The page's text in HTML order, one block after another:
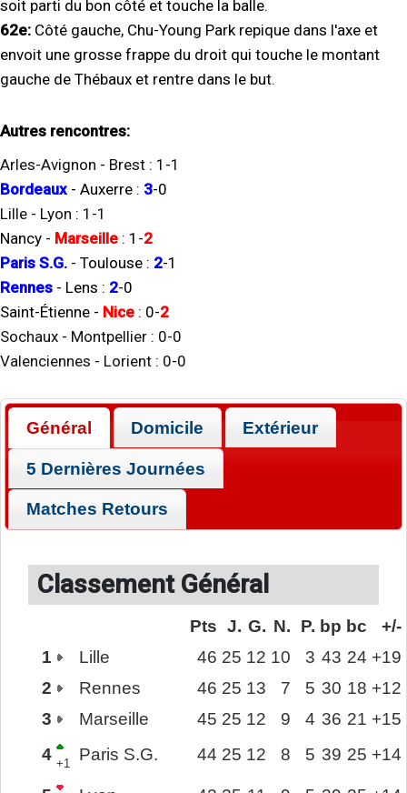
soit parti du bon côté et touche la balle.
62e: Côté gauche, Chu-Young Park repique dans l'axe et
envoit une grosse frappe du droit qui touche le montant
gauche de Thébaux et rentre dans le but.
Autres rencontres:
Arles-Avignon - Brest : 1 -1
Bordeaux - Auxerre : 3-0
Lille - Lyon : 1 -1
Nancy - Marseille : 1 -2
Paris S.G. - Toulouse : 2-1
Rennes - Lens : 2-0
Saint-Étienne - Nice : 0-2
Sochaux - Montpellier : 0-0
Valenciennes - Lorient : 0-0
Général Domicile Extérieur
5 Dernières Journées
Matches Retours
Classement Général
Pts J. G. N. P. bp bc
+/-
1
Lille 46 25 12 10 3 43 24 +19
2
Rennes 46 25 13 7 5 30 18 +12
3
Marseille 45 25 12 9 4 36 21 +15
4 +1 Paris S.G. 44 25 12 8 5 39 25 +14